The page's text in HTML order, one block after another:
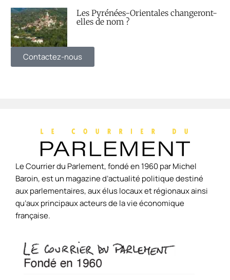
Les Pyrénées-Orientales changeront-
elles de nom ?
Contactez-nous
Le Courrier du Parlement, fondé en 1960 par Michel
Baroin, est un magazine d’actualité politique destiné
aux parlementaires, aux élus locaux et régionaux ainsi
qu’aux principaux acteurs de la vie économique
française.